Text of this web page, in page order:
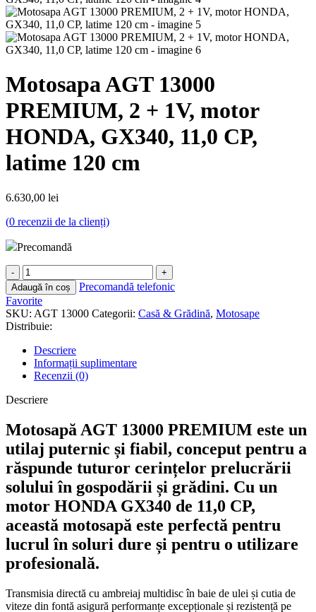
Motosapa AGT 13000
PREMIUM, 2 + 1V, motor
HONDA, GX340, 11,0 CP,
latime 120 cm
6.630,00 lei
(0 recenzii de la clienți)
Precomandă
Cantitate
Motosapa
AGT
13000
PREMIUM,
2
+
1V,
motor
HONDA,
GX340,
CP,
latime
120
Adaugă în coș
Precomandă telefonic
Favorite
SKU: AGT 13000 Categorii: Casă & Grădină, Motosape
Distribuie:
Descriere
Informații suplimentare
Recenzii (0)
Descriere
Motosapă AGT 13000 PREMIUM este un
utilaj puternic și fiabil, conceput pentru a
răspunde tuturor cerințelor prelucrării
solului în gospodării și grădini. Cu un
motor HONDA GX340 de 11,0 CP,
această motosapă este perfectă pentru
lucrul în soluri dure și pentru o utilizare
profesională.
Transmisia directă cu ambreiaj multidisc în baie de ulei și cutia de
viteze din fontă asigură performanțe excepționale și rezistență pe